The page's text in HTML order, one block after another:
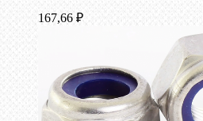
167,66 ₽